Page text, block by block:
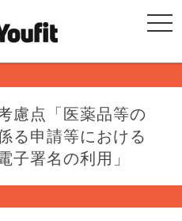
慮点「医薬品等の
る申請等における
子署名の利用」